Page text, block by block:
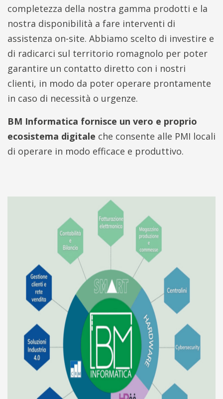
completezza della nostra gamma prodotti e la
nostra disponibilità a fare interventi di
assistenza on-site. Abbiamo scelto di investire e
di radicarci sul territorio romagnolo per poter
garantire un contatto diretto con i nostri
clienti, in modo da poter operare prontamente
in caso di necessità o urgenze.
BM Informatica fornisce un vero e proprio
ecosistema digitale che consente alle PMI locali
di operare in modo efficace e produttivo.